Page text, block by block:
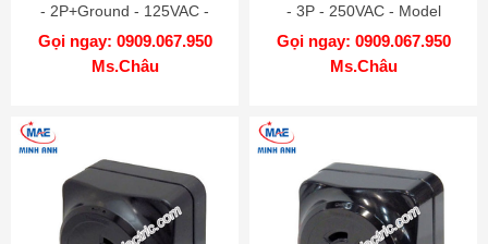
- 2P+Ground - 125VAC -
Model WK2315K
Gọi ngay: 0909.067.950
Ms.Châu
- 3P - 250VAC - Model
WK2320K
Gọi ngay: 0909.067.950
Ms.Châu